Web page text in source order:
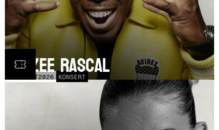
OCT2026 KONSERT
Dizzee Rascal